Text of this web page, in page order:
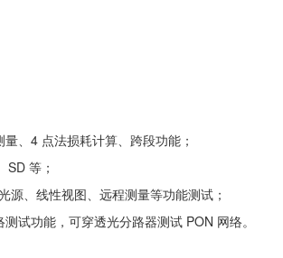
、4 点法损耗计算、跨段功能；
等；
源、线性视图、远程测量等功能测试；
试功能，可穿透光分路器测试 PON 网络。